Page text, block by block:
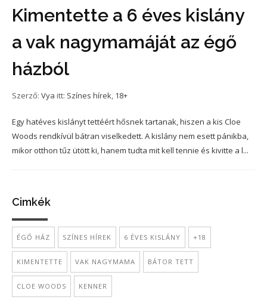
Kimentette a 6 éves kislány
a vak nagymamáját az égő
házból
Szerző: Vya itt: Színes hírek, 18+
Egy hatéves kislányt tettéért hősnek tartanak, hiszen a kis Cloe
Woods rendkívül bátran viselkedett. A kislány nem esett pánikba,
mikor otthon tűz ütött ki, hanem tudta mit kell tennie és kivitte a l...
Cimkék
ÉGŐ HÁZ SZÍNES HÍREK 6 ÉVES KISLÁNY +18
KIMENTETTE VAK NAGYMAMA BÁTOR TETT
CLOE WOODS KENNER